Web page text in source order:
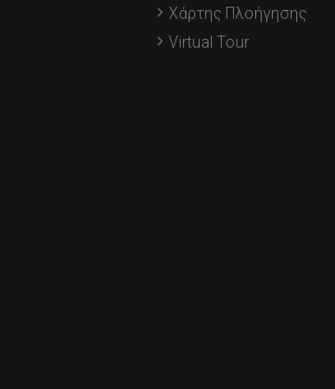
Χάρτης Πλοήγησης
Virtual Tour